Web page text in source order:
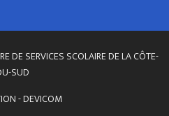
DE SERVICES SCOLAIRE DE LA CÔTE-
SUD
-DEVICOM